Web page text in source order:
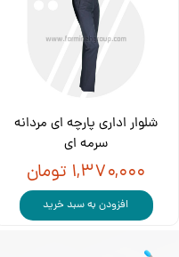
شلوار اداری پارچه ای مردانه
سرمه ای
۱,۳۷۰,۰۰۰ تومان
افزودن به سبد خرید